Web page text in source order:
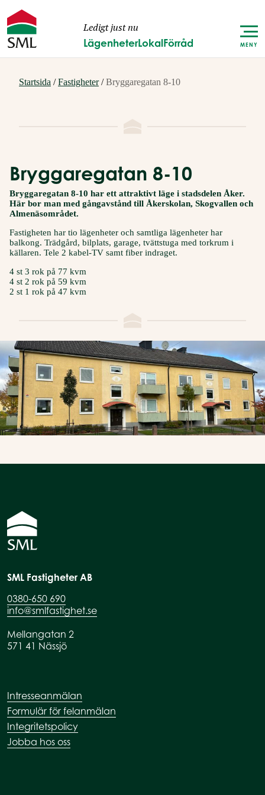
Ledigt just nu
LägenheterLokalFörråd MENY
Startsida /Fastigheter/Bryggaregatan 8-10
Bryggaregatan 8-10
Bryggaregatan 8-10 har ett attraktivt läge i stadsdelen Åker.
Här bor man med gångavstånd till Åkerskolan, Skogvallen och
Almenäsområdet.
Fastigheten har tio lägenheter och samtliga lägenheter har
balkong. Trädgård, bilplats, garage, tvättstuga med torkrum i
källaren. Tele 2 kabel-TV samt fiber indraget.
4 st 3 rok på 77 kvm
4 st 2 rok på 59 kvm
2 st 1 rok på 47 kvm
SML Fastigheter AB
0380-650 690
info@smlfastighet.se
Mellangatan 2
571 41 Nässjö
Intresseanmälan
Formulär för felanmälan
Integritetspolicy
Jobba hos oss